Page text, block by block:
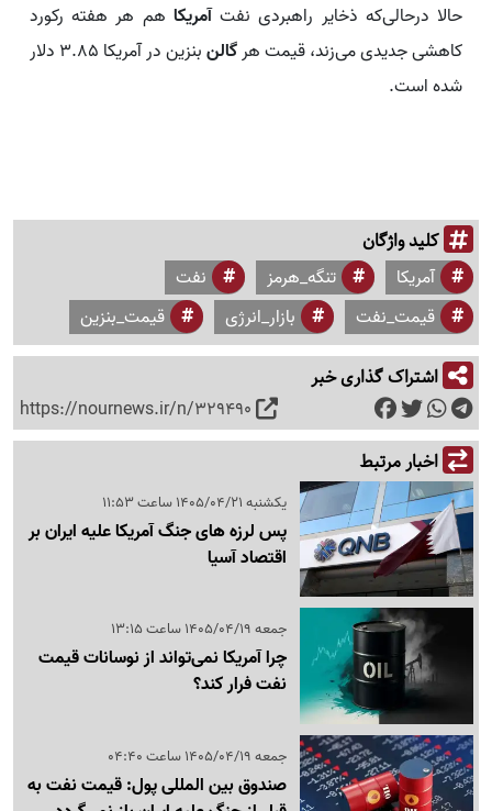
حالا درحالی‌که ذخایر راهبردی نفتآمریکا هم هر هفته رکورد
کاهشی جدیدی می‌زند، قیمت هرگالن
بنزین در آمریکا ۳.۸۵ دلار
شده است.
کلید واژگان
آمریکا تنگه_هرمز
نفت
قیمت_نفت
بازار_انرژی قیمت_بنزین
اشتراک گذاری خبر
https://nournews.ir/n/329490
اخبار مرتبط
یکشنبه 1405/04/21 ساعت 11:53
پس لرزه های جنگ آمریکا علیه ایران بر
اقتصاد آسیا
جمعه 1405/04/19 ساعت 13:15
چرا آمریکا نمی‌تواند از نوسانات قیمت
نفت فرار کند؟
جمعه 1405/04/19 ساعت 04:40
صندوق بین المللی پول: قیمت نفت به